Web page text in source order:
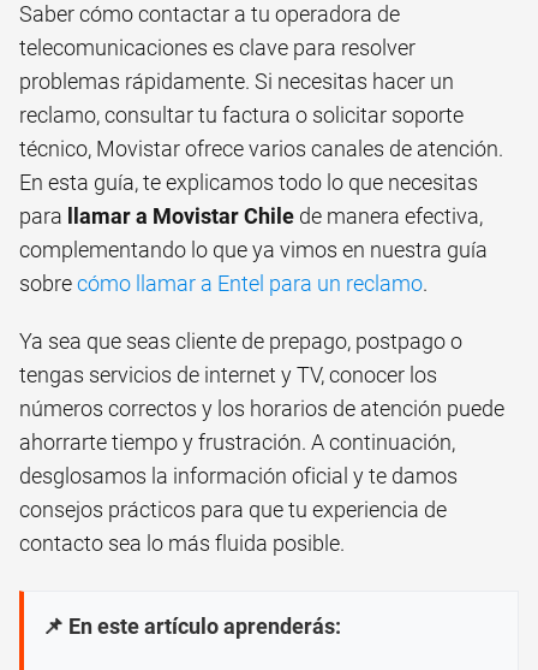
Saber cómo contactar a tu operadora de
telecomunicaciones es clave para resolver
problemas rápidamente. Si necesitas hacer un
reclamo, consultar tu factura o solicitar soporte
técnico, Movistar ofrece varios canales de atención.
En esta guía, te explicamos todo lo que necesitas
para
llamar a Movistar Chile de manera efectiva,
complementando lo que ya vimos en nuestra guía
sobrecómo llamar a Entel para un reclamo.
Ya sea que seas cliente de prepago, postpago o
tengas servicios de internet y TV, conocer los
números correctos y los horarios de atención puede
ahorrarte tiempo y frustración. A continuación,
desglosamos la información oficial y te damos
consejos prácticos para que tu experiencia de
contacto sea lo más fluida posible.
📌 En este artículo aprenderás: